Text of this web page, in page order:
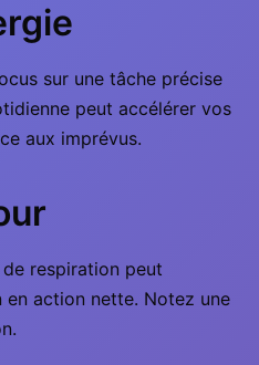
sur une tâche précise
peut accélérer vos
aux imprévus.
respiration peut
action nette. Notez une